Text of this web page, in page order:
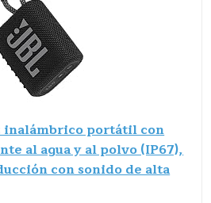
inalámbrico portátil con
al agua y al polvo (IP67),
con sonido de alta